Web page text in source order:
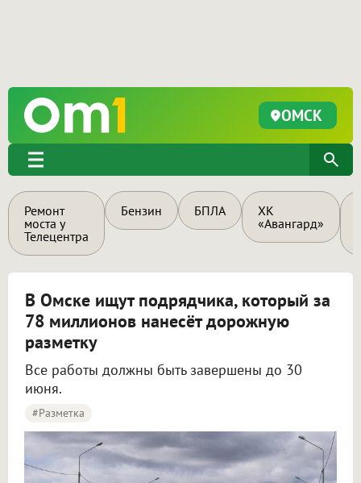
ОМСК
Ремонт
моста у
Телецентра
Бензин БПЛА
ХК
«Авангард»
В Омске ищут подрядчика, который за
78 миллионов нанесёт дорожную
разметку
Все работы должны быть завершены до 30
июня.
#разметка